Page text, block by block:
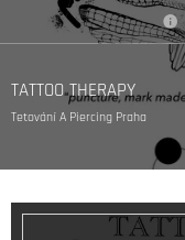
TATTOO THERAPY
Tetování A Piercing Praha